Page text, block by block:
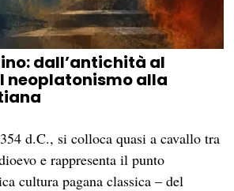
dall’antichità al
neoplatonismo alla
d.C., si colloca quasi a cavallo tra
e rappresenta il punto
cultura pagana classica – del